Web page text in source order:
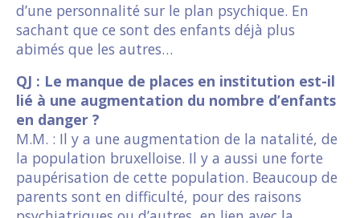
d’une personnalité sur le plan psychique. En
sachant que ce sont des enfants déjà plus
abimés que les autres…
QJ : Le manque de places en institution est-il
lié à une augmentation du nombre d’enfants
en danger ?
M.M. : Il y a une augmentation de la natalité, de
la population bruxelloise. Il y a aussi une forte
paupérisation de cette population. Beaucoup de
parents sont en difficulté, pour des raisons